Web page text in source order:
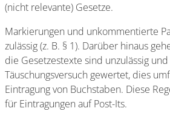
(nicht relevante) Gesetze.
Markierungen und unkommentierte
zulässig (z. B. § 1). Darüber hinaus
die Gesetzestexte sind unzulässig
Täuschungsversuch gewertet, dies
Eintragung von Buchstaben. Diese
für Eintragungen auf Post-Its.